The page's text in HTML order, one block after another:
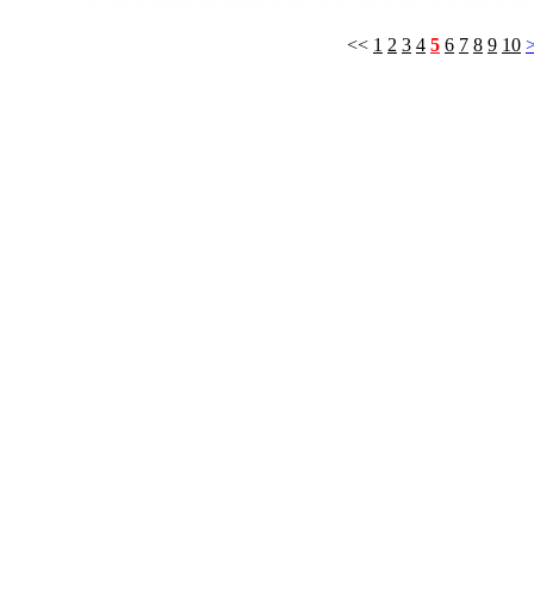
<< 1 2 3 4 5 6 7 8 9 10